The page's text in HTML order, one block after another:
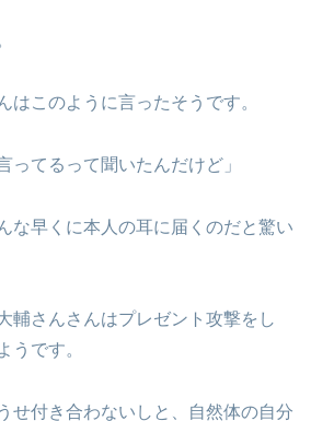
はこのように言ったそうです。
ってるって聞いたんだけど」
な早くに本人の耳に届くのだと驚い
輔さんさんはプレゼント攻撃をし
うです。
せ付き合わないしと、自然体の自分